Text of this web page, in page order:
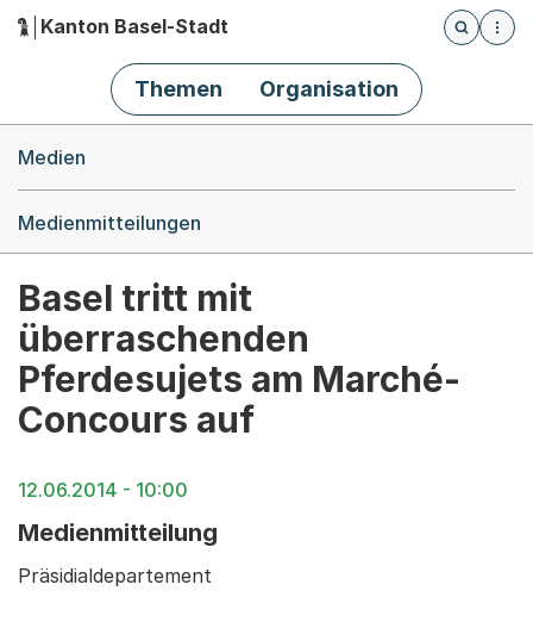
Hauptnavigation
Kanton Basel-Stadt
Öffnet
Themen Organisation
Medien
Medienmitteilungen
Basel tritt mit
überraschenden
Pferdesujets am Marché-
Concours auf
12.06.2014 - 10:00
Medienmitteilung
Präsidialdepartement